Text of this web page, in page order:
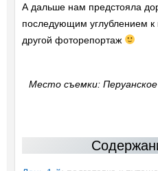
А дальше нам предстояла
последующим углублением к
другой фоторепортаж
Место съемки: